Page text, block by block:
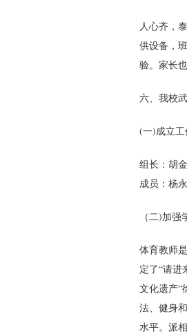
人心齐，
供设备，
验。家长
六、我校
(一)成立工
组长：胡
成员：杨
（二)加
体育教师
定了“请进
文化遗产“
法、健身
水平。派